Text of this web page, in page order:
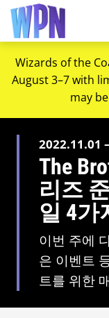
Wizards of the
August 3–7 with
may
2022.11.01
The
리즈
일 4가
이번 주에
은 이벤트
트를 위한